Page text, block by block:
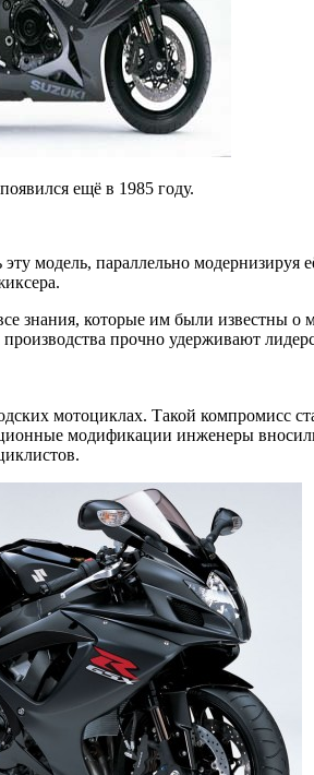
ещё в 1985 году.
модель, параллельно модернизируя
знания, которые им были известны
прочно удерживают
мотоциклах. Такой компромисс
модификации инженеры